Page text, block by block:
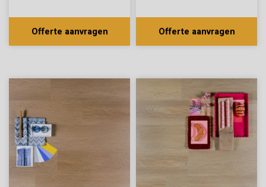
Offerte aanvragen Offerte aanvragen